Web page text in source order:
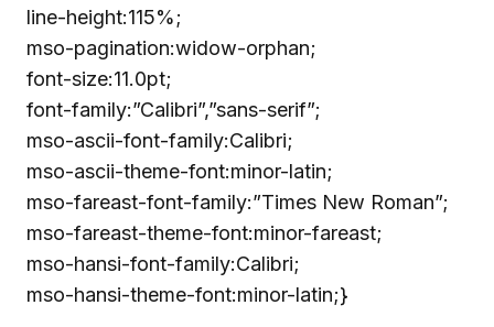
line-height:115%;
mso-pagination:widow-orphan;
font-size:11.0pt;
font-family:”Calibri”,”sans-serif”;
mso-ascii-font-family:Calibri;
mso-ascii-theme-font:minor-latin;
mso-fareast-font-family:”Times New Roman”;
mso-fareast-theme-font:minor-fareast;
mso-hansi-font-family:Calibri;
mso-hansi-theme-font:minor-latin;}